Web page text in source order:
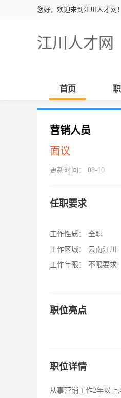
您好，欢迎来到江川人才网！
江川人才网
首页
营销人员
面议
更新时间： 08-10
任职要求
工作性质：
全职
工作区域：
云南江川
工作年限：
不限要求
职位亮点
职位详情
从事营销工作2年以上